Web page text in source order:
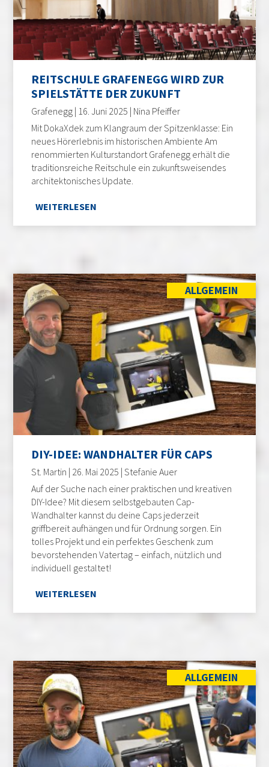
REITSCHULE GRAFENEGG WIRD ZUR
SPIELSTÄTTE DER ZUKUNFT
Grafenegg | 16. Juni 2025 | Nina Pfeiffer
Mit DokaXdek zum Klangraum der Spitzenklasse: Ein
neues Hörerlebnis im historischen Ambiente Am
renommierten Kulturstandort Grafenegg erhält die
traditionsreiche Reitschule ein zukunftsweisendes
architektonisches Update.
WEITERLESEN
ALLGEMEIN
DIY-IDEE: WANDHALTER FÜR CAPS
St. Martin | 26. Mai 2025 | Stefanie Auer
Auf der Suche nach einer praktischen und kreativen
DIY-Idee? Mit diesem selbstgebauten Cap-
Wandhalter kannst du deine Caps jederzeit
griffbereit aufhängen und für Ordnung sorgen. Ein
tolles Projekt und ein perfektes Geschenk zum
bevorstehenden Vatertag – einfach, nützlich und
individuell gestaltet!
WEITERLESEN
ALLGEMEIN